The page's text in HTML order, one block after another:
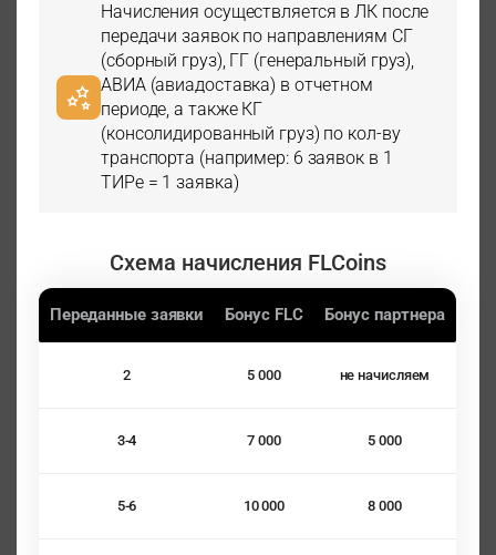
Начисления осуществляется в ЛК после
передачи заявок по направлениям СГ
(сборный груз), ГГ (генеральный груз),
АВИА (авиадоставка) в отчетном
периоде, а также КГ
(консолидированный груз) по кол-ву
транспорта (например: 6 заявок в 1
ТИРе = 1 заявка)
Схема начисления FLCoins
Переданные заявки Бонус FLC Бонус партнера
2 5 000 не начисляем
3-4 7 000 5 000
5-6 10 000 8 000